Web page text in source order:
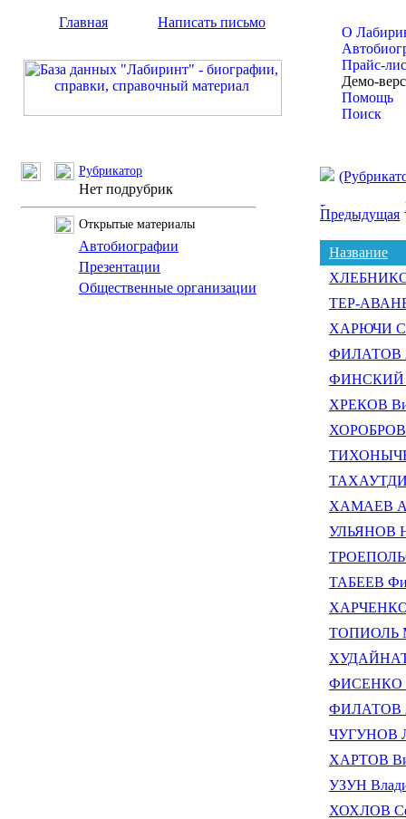
Главная Написать письмо
О
Прайс-
Демо-
Помощь
Поиск
Рубрикатор
Нет подрубрик
Открытые материалы
Автобиографии
Презентации
Общественные организации
Предыдущая
Название
ТЕР-
ХАРЮЧИ
ФИЛАТОВ
ФИНСКИЙ
ХРЕКОВ
ХОРОБРОВ
ХАМАЕВ
УЛЬЯНОВ
ТАБЕЕВ
ХАРЧЕНКО
ТОПИОЛЬ
ФИСЕНКО
ФИЛАТОВ
ЧУГУНОВ
ХАРТОВ
УЗУН
ХОХЛОВ